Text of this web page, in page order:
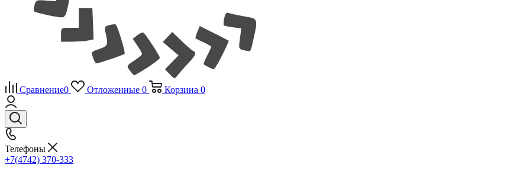
Сравнение0 Отложенные 0 Корзина 0
Телефоны
+7(4742) 370-333